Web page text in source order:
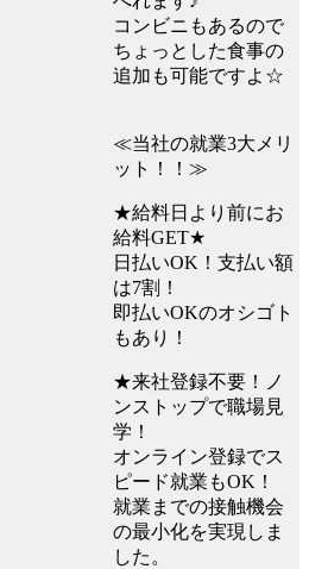
コンビニもあるので
ちょっとした食事の
追加も可能ですよ☆
≪当社の就業3大メリ
ット！！≫
★給料日より前にお
給料GET★
日払いOK！支払い額
は7割！
即払いOKのオシゴト
もあり！
★来社登録不要！ノ
ンストップで職場見
学！
オンライン登録でス
ピード就業もOK！
就業までの接触機会
の最小化を実現しま
した。